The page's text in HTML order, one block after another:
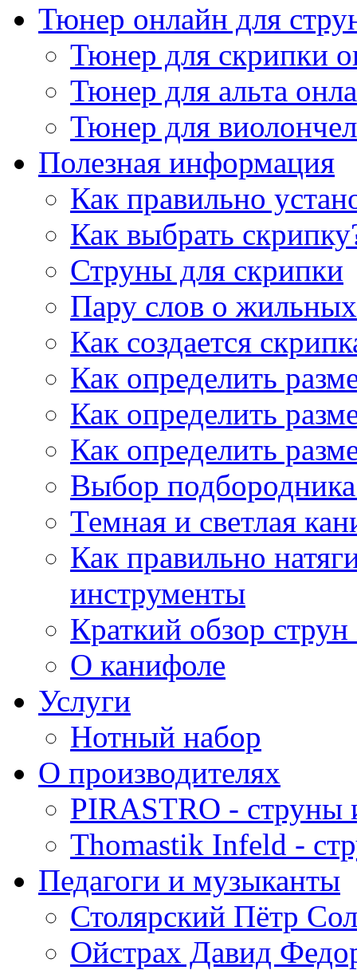
Тюнер онлайн для
Тюнер для скрипки
Тюнер для альта
Тюнер для
Полезная информация
Как правильно
Как выбрать
Струны для скрипки
Пару слов о
Как создается
Как определить
Как определить
Как определить
Выбор
Темная и светлая
Как правильно
инструменты
Краткий обзор
О канифоле
Услуги
Нотный набор
О производителях
PIRASTRO - струны
Thomastik Infeld -
Педагоги и музыканты
Столярский Пётр
Ойстрах Давид